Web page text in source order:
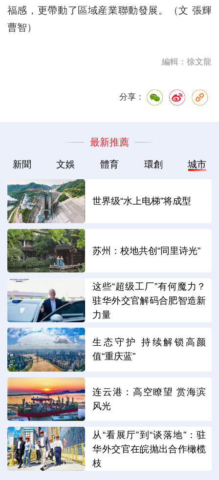
福感，更帶動了區域産業聯動發展。（文 張輝
曹智）
編輯：徐文龍
分享：
最新推薦
新聞 文娛 體育 環創 城市
世界级“水上电梯”将成型
苏州：校地共创“同里诗光”
这些“超级工厂”有何魔力？
驻华外交官解码合肥智造新
力量
生态守护 持续解锁高颜
值“重庆蓝”
连云港：高空瞭望 赏海滨
风光
从“看展厅”到“谈落地”：驻
华外交官在皖抛出合作橄榄
枝